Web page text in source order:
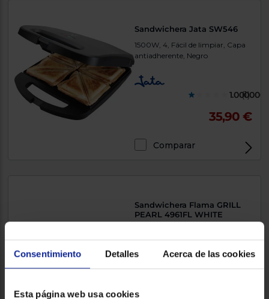
Consentimiento Detalles Acerca de las cookies
Esta página web usa cookies
Sandwichera Jata SW546
1500W, 4, Fácil de limpiar, Capa
antiadherente, Negro
(1)
35,90 €
Comparar
Sandwichera Flama GRILL
PEARL 4961FL WHITE
Blanco